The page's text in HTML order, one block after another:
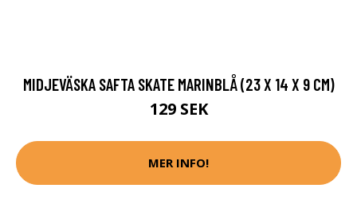
MIDJEVÄSKA SAFTA SKATE MARINBLÅ (23 X 14 X 9 CM)
129 SEK
MER INFO!